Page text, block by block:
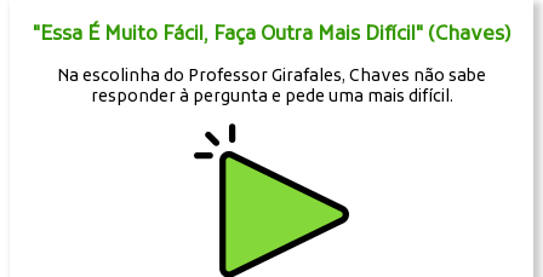
"Essa É Muito Fácil, Faça Outra Mais Difícil" (Chaves)
Na escolinha do Professor Girafales, Chaves não sabe
responder à pergunta e pede uma mais difícil.